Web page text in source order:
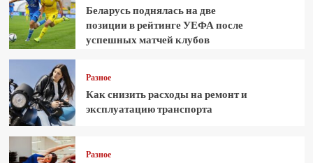
Беларусь поднялась на две
позиции в рейтинге УЕФА после
успешных матчей клубов
Разное
Как снизить расходы на ремонт и
эксплуатацию транспорта
Разное